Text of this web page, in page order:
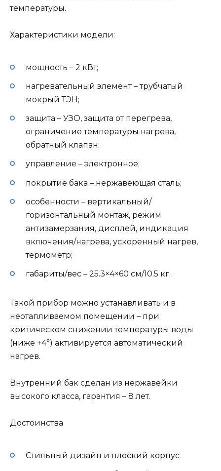
температуры.
Характеристики модели:
мощность – 2 кВт;
нагревательный элемент – трубчатый
мокрый ТЭН;
защита – УЗО, защита от перегрева,
ограничение температуры нагрева,
обратный клапан;
управление – электронное;
покрытие бака – нержавеющая сталь;
особенности – вертикальный/
горизонтальный монтаж, режим
антизамерзания, дисплей, индикация
включения/нагрева, ускоренный нагрев,
термометр;
габариты/вес – 25.3×4×60 см/10.5 кг.
Такой прибор можно устанавливать и в
неотапливаемом помещении – при
критическом снижении температуры воды
(ниже +4°) активируется автоматический
нагрев.
Внутренний бак сделан из нержавейки
высокого класса, гарантия – 8 лет.
Достоинства
Стильный дизайн и плоский корпус